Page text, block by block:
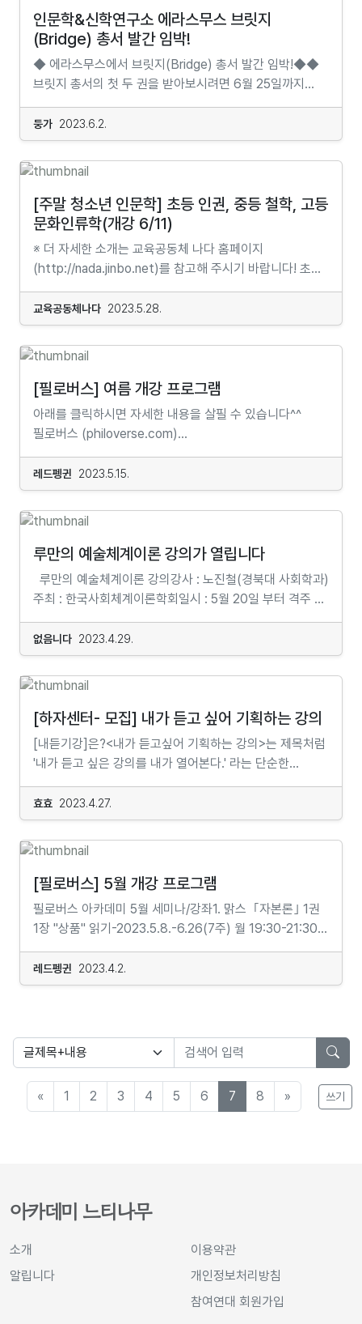
그것을 극복하려는 시도들마저 이윤추구의 원리에
잡아먹히고 있는 것이 현실입니다. 나다에서 준비한 이번
강좌는 이런 과학에 대한 무비판적인 일상에 딴지를
걸어봅니다. 과학을 그냥 받아들이는 것이 아니라 쫀쫀하게
(?) 의도를 함께 꿰뚫어 보고자 합니다. 물론 그 대상에는
궁금하시다면 같이 한 번 떠나볼까요. 과학이라는 인류의
바람에 몸을 싣고서 말이에요.1강_ 시간과 공간의 방에서 :
상대성 이론2강_ 그러나 우리는 아무것도 알 수 없다 :
불확정성의 원리3강_ 인과의 사슬에 딴지를 걸다 :
패러다임4강_ 모두 죽음을 향해 가는 중 : 엔트로피5강_
가짜 예언자 : 과학적 통계의 허구6강_ 챗GPT 사용법 :
어쩌면 가장 쓸모없는 기술 AI7강_ 존재의 이유는 무엇인가
: 진화와 유전자8강_ 당신은 신을 믿으시나요 : 과학자와
절대자9강_ 화성으로 갈 거니깐?? : 과학과 환경을
바라보는 새로운 시선10강_ 오래된 미래, 그대들 어떻게 살
월드컵로 128-3 동네책방 개똥이네 책놀이터(마포구청역
5분 거리)신청 02-324-
0148, https://forms.gle/FUu6w4UmGAqSdLDm7,
납부 예외를 원하시면 상의해 주세요. 계좌 국민은행
학부 내내 전공은 뒷전으로 하고 온라인이 무엇이며 이
세계가 어떻게 만들어지고 또 재생산되는지를 탐구하는 데
몰두했다. 공부를 이어가고자 시도하였지만 온라인 세계에
대한 경험을 거의 갖고 있지 않은 메이저 지식인들이 ‘나는
온라인의 모든 것을 알고 있다’는 식으로 말하는 것에
다중들의 세계를 탐구하는 장기적 과제에 본격적으로
유튜브 채널 운영자 모임에 참여했다. 점점 다수의 채널
우파 갈등의 시련을 피하기가 어려웠다. 이 시기 갤러리에
몰려든 좌우파 성향의 열성적 유튜브 구독자들로부터
때로는 우파로, 때로는 좌파로 몰렸으나 온라인을 통한
정치 참여가 커뮤니티 활동의 목적이 아니었던 까닭에
온라인상의 좌·우파 담론이나 온라인을 통해 정치권에
진출하고자 하는 좌우 유튜버들의 온라인 실천방식과
일정한 거리를 두면서 인터넷 시대 공동체가 어떤 양상,
어떤 양식으로 존재하고 운동하는지를 탐구하는 일에
활동에 대한 현재적 결산이자 미래 활동을 위한 중간
점검으로서 지금까지의 온라인 커뮤니티 집단 실천의
성과와 한계, 그리고 지금 그 실천이 직면하고 있는 문제와
해결방안에 대한 진지한 참여적 성찰의 산물이다.
YES24 인터파크 영풍문고 북스리브로
더북소사이어티 산책자 [광주] 책과생활 [부산]
제주풀무질 메일링 신청하기
https://bit.ly/3GtPbQm...
인문학&신학연구소 에라스무스 브릿지
(Bridge) 총서 발간 임박!
◆ 에라스무스에서 브릿지(Bridge) 총서 발간 임박!◆◆
브릿지 총서의 첫 두 권을 받아보시려면 6월 25일까지
후원자로 등록해주셔야 합니다!!- 다양한 철학 개념에 대해
매우 기초적이면서도 심도 있는 정보를 담고 있는 스탠퍼드
철학백과사전(SEP)의 항목과 최근 주목할만한 내용을
담은 서양철학 논문들을 선별하고 번역하여 후원자들에게
'브릿지 총서'도 함께 받아보기를 원하시는 분들은 후원금을
5천원 이상 증액해주십시오. 기존 혜택만 받으시고자
한다면 지금의 후원액을 유지해주시면 됩니다. 신규
후원자는 반드시 월 1만 5천원 이상 약정해주셔야 합니다.
(1만 5천원은 인쇄비와 배송료 인상을 고려했을 때, 이
>의 첫 두 권은 7월 중순에 발송되며, 이후 격월간으로
7월 발간하는 <브릿지 총서>를 보내드립니다. 이전 기억을
있었습니다. 미리 신청하셔서 <에마뉘엘 레비나스>와 <
페미니스트 종교철학>을 모두 받아보시면 좋겠습니다.​ <
브릿지 총서> 발간 후 각 주제에 대한 해설 강좌도
준비하고 있습니다. 이 역시 후원자들은 무료로 참여하실
수 있습니다. ​ 기타 에라스무스에 대한 다른 정보는
홈페이지를 참조해주세요: erasmus.modoo.at---------
----------------------------------------------------
이루어집니다. (후원시 후원금액 1만 5천원(또는 그 이상)
을 직접 입력해주시길 부탁드립니다!) 에라스무스
지정후원하기
(mrm.or.kr)C:\Users\refor\Downloads\브릿지_총서_
둥가 2023.6.2.
[주말 청소년 인문학] 초등 인권, 중등 철학, 고등
문화인류학(개강 6/11)
※ 더 자세한 소개는 교육공동체 나다 홈페이지
(http://nada.jinbo.net)를 참고해 주시기 바랍니다! 초등
인권고민하는 자람이★ 어린이의 일상에서 찾은 인권에
대한 질문과 토론 분야 인권
10강참가자 12~13세기간 2023년 6월 11일~8월
27일시간 매주 일요일 오전 10시 30분~오후 12시
30분 오리엔테이션 2023년 6월 11일 오전
10시 신청 https://forms.gle/D4GxH73mia9GpiyR6
학교에서 혹은 다른 곳에서 “인권”이란 말을 들어본 적이
있나요? '사람이라면 누구나 보장받아야 할 당연한
권리'라는 뜻의 "인권". 하지만 아직 이 단어가 낯설게
여겨지는 사람도 많을 거예요. 그 이유는 이 당연한 권리를
누리지 못하고 있는 사람들이 지금도 많기 때문 아닐까요?
인권을 이야기하고 지켜낼 수 있는 권리를 가지고 있는 것
‘아니오’라고 대답하는 어린이들이 훨씬 많아요. 여기
우리들의 인권을 이야기하는 자리가 있습니다. 그 이야기를
나누기 위해서 필요한 재료는 각자가 보내고 있는 평범한
일상이에요. 그 속에 숨어있는 인권에 대한 질문들로
이번에도 신나게 수다를 떨어봐요. 질문을 찾아내기는
어렵지 않지만, 찾아내고 나면 우리의 삶은 그전에는
몰랐던 "자유"를 만나게 될 거예요. 1강_ 이유 있는 차별2강
놀이터5강_ 이상한 학급회의6강_ 고릴라 이야기7강_ 너
여자 맞아?8강_ 장애 만드는 세상9강_ 가난하게 태어난
아이10강_ 빵점이 뭐가 나빠 중등 철학이 땅에서
청소년으로 사는 법★ 답답한 청소년의 일상에서 비상구를
실시간강좌참가자 14~16세기간 2023년 6월 11일~8월
온라인 매주 일요일 오후 3시 30분~5시
30분 온라인 2023년 6월 11일 오후
3시 신청 https://forms.gle/D4GxH73mia9GpiyR6
오늘 아침 당신은 어떤 옷을 입고 현관문 바깥을 나섰나요?
학교에 다니는 청소년들이 14살 이후로 가장 많이 입게
되는 옷은 매우 높은 확률로 ‘교복’일 겁니다. 내 살갗에
가장 가깝게 닿는 옷부터가 이미 내 선택일 수 없다는
이야기는 아닙니다. 그보다는 ‘교복’이 상징하는 10대가
떠맡은 어떤 ‘역할’에 관한 이야기입니다. 사회는 개개인이
집단에 걸맞은 특정한 주체가 되기를 바랍니다.
청소년이라는 역할은 여러분 각자의 욕구가 아닌 사회의
사는 일이 때때로 외롭고 괴롭고 갑갑했다면 그건 어쩌면
당연한 일이었을 겁니다. 이미 만들어진 틀에 억지로 내
몸을 욱여넣어야만 하는 하루하루가 편안할 수만은 없었을
테니까요. 흔히들 10대는 진정한 자기 자신을 찾아가는
시기라고 합니다. 나를 찾기 위해서는 우선 나를
‘청소년’으로 만들어 내는 힘의 정체를 파악하는 것이
교육공동체나다 2023.5.28.
[필로버스] 여름 개강 프로그램
아래를 클릭하시면 자세한 내용을 살필 수 있습니다^^
필로버스 (philoverse.com)...
레드펭귄 2023.5.15.
루만의 예술체계이론 강의가 열립니다
루만의 예술체계이론 강의강사 : 노진철(경북대 사회학과)
주최 : 한국사회체계이론학회일시 : 5월 20일 부터 격주
Zoom으로 참여 교재 : 예술체계이론참가비: 직장인
12만원, 학생 이상 6만원 (하나은행 777-910236-
70907, 계좌주-임진수, 총무이사)※ 참가신청 click here:
aovEGm6haRmY9m_8KXr8xIq_2LsFbyomBHQsQ/e
dit?pli=1문의 : 임진수(010-3168-6738,
사회체계이론학회 총무이사) ...
없음니다 2023.4.29.
[하자센터- 모집] 내가 듣고 싶어 기획하는 강의
[내듣기강]은?<내가 듣고싶어 기획하는 강의>는 제목처럼
'내가 듣고 싶은 강의를 내가 열어본다.' 라는 단순한
문장에서 출발했습니다. 학습의 다양한 범위와 변주 안에서
내가 듣고 싶은 주제나 아젠다를 발굴해보고, 그에 맞는
강의를 기획하여 나를 포함한 청(소)년 들에게 선보이게
됩니다. 주제와 형식은 열려 있습니다. 여러가지 이유로
연대가 함께 하기를! [내듣기강]에 참여하면?
팀당 150만원에 해당하는 강의 운영에 필요한 제반 비용
지원 (강사 섭외비, 하자워크룸 사용, 홍보물
제작비, 재료비)*현금지원이 아님을 알려드립니다.팀당
세션 (강사, 자문 등 인적 네트워크 연결)강의기획에 필요한
제공우리의 과정을 기록한 소책자 [내듣기강]은 이런 것을
해요.주제와 아젠다를 발굴하여, 강의를 기획하고 운영을
이루어집니다.내가 기획한 강의를 대중들에게 오픈하게
됩니다!- 강의는 하자센터의 다양한 공간 중 한 곳을
미팅, 홍보, 강의운영, 소책자 제작 등을
2023년 9월 2일 (강의 운영은 8월 30일까지)
참여대상아래의 문장 중 하나라도 나의 고민과
기획해보고 싶거나,궁금한 내용이 있으면 어떻게든
효효 2023.4.27.
[필로버스] 5월 개강 프로그램
필로버스 아카데미 5월 세미나/강좌1. 맑스 ｢자본론｣ 1권
1장 "상품" 읽기-2023.5.8.-6.26(7주) 월 19:30-21:30 |
튜터 : 김시온2. 정치철학에 “다시” 입문하기 (1): 정치과학
vs 정치철학- 2023.5.1-6.26(8주) 월 19:30-22:00 |
강사 : 조현준3. 밥 제솝 ｢국가 권력 : 전략적-관계적 접근｣
부르디외- 2023.5.3-5.31(5주) 수 19:00-21:30 | 강사 :
이시윤5. 초중급 프랑스어 1부- 2023.5.4-6.22(8주) 목
19:30-22:00 | 강사 : 오규진6. ｢철학적 미학 입문｣ 읽기-
2023.5.4-7.6(10주) 목 19:30-22:00 | 튜터 : 편린7.
레드펭귄 2023.4.2.
« 1 2 3 4 5 6 7 8 » 쓰기
아카데미 느티나무
소개
알립니다
이용약관
개인정보처리방침
참여연대 회원가입